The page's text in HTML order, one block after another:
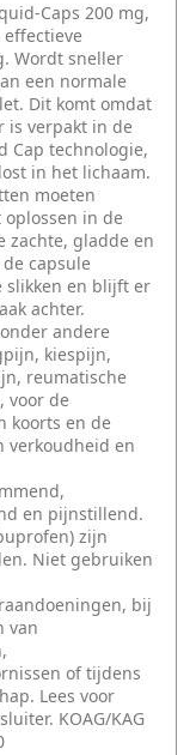
Caps 200 mg,
Wordt sneller
een normale
Dit komt omdat
is verpakt in de
Cap technologie,
in het lichaam.
moeten
in de
zachte, gladde en
capsule
slikken en blijft er
achter.
andere
kiespijn,
reumatische
voor de
koorts en de
verkoudheid en
en pijnstillend.
zijn
Niet gebruiken
bij
van
of tijdens
Lees voor
KOAG/KAG